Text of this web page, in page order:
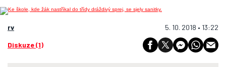
rv 5. 10. 2018 • 13:22
Diskuze (1)